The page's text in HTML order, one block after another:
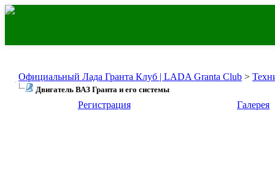
Официальный Лада Гранта Клуб | LADA Granta Club >
Двигатель ВАЗ Гранта и его системы
Регистрация Галерея